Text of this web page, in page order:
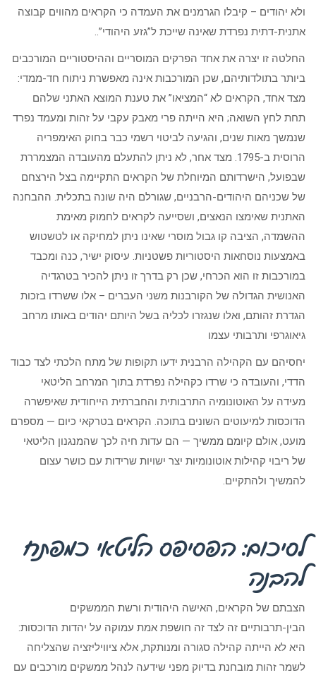
ולא יהודים – קיבלו הגרמנים את העמדה כי הקראים מהווים קבוצה
אתנית-דתית נפרדת שאינה שייכת ל”גזע היהודי”..
החלטה זו יצרה את אחד הפרקים המוסריים וההיסטוריים המורכבים
ביותר בתולדותיהם, שכן המורכבות אינה מאפשרת ניתוח חד-ממדי:
מצד אחד, הקראים לא “המציאו” את טענת המוצא האתני שלהם
תחת לחץ השואה; היא הייתה פרי מאבק עקבי על זהות ומעמד נפרד
שנמשך מאות שנים, והגיעה לביטוי רשמי כבר בחוק האימפריה
הרוסית ב-1795. מצד אחר, לא ניתן להתעלם מהעובדה המצמררת
שבפועל, הישרדותם המיוחלת של הקראים התקיימה בצל הירצחם
של שכניהם היהודים-הרבניים, שגורלם היה שונה בתכלית. ההבחנה
האתנית שאימצו הנאצים, ושסייעה לקראים לחמוק מאימת
ההשמדה, הציבה קו גבול מוסרי שאינו ניתן למחיקה או לטשטוש
באמצעות נוסחאות היסטוריות פשטניות. עיסוק ישיר, כנה ומכבד
במורכבות זו הוא הכרחי, שכן רק בדרך זו ניתן להכיר בטרגדיה
האנושית הגדולה של הקורבנות משני העברים – אלו ששרדו בזכות
הגדרת זהותם, ואלו שנגזרו לכליה בשל היותם יהודים באותו מרחב
גיאוגרפי ותרבותי עצמו
יחסיהם עם הקהילה הרבנית ידעו תקופות של מתח הלכתי לצד כבוד
הדדי, והעובדה כי שרדו כקהילה נפרדת בתוך המרחב הליטאי
מעידה על האוטונומיה התרבותית והחברתית הייחודית שאיפשרה
הדוכסות למיעוטים השונים בתוכה. הקראים בטרקאי כיום — מספרם
מועט, אולם קיומם ממשיך — הם עדות חיה לכך שהמנגנון הליטאי
של ריבוי קהילות אוטונומיות יצר ישויות שרידות עם כושר עצום
להמשיך ולהתקיים.
לסיכום: הפסיפס הליטאי כמפתח
להבנה
הצבתם של הקראים, האישה היהודית ורשת הממשקים
הבין-תרבותיים זה לצד זה חושפת אמת עמוקה על יהדות הדוכסות:
היא לא הייתה קהילה סגורה ומנותקת, אלא ציוויליזציה שהצליחה
לשמר זהות מובחנת בדיוק מפני שידעה לנהל ממשקים מורכבים עם